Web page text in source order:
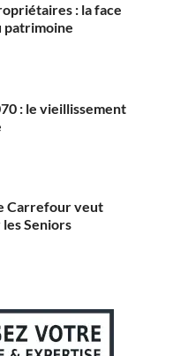
: la face
patrimoine
: le vieillissement
Carrefour veut
Seniors